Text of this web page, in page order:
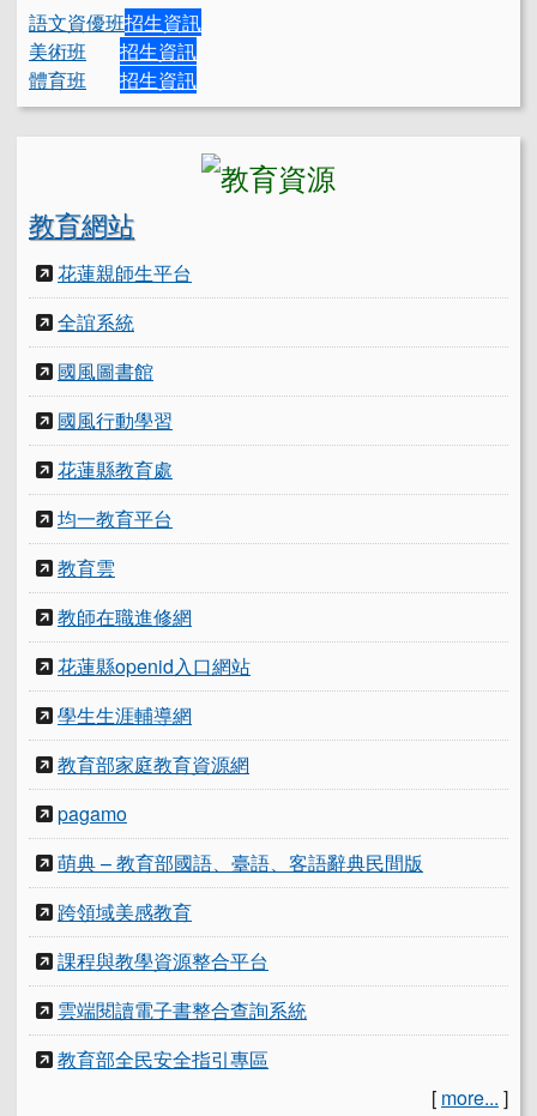
語文資優班招生資訊
美術班
招生資訊
體育班
招生資訊
教育網站
花蓮親師生平台
全誼系統
國風圖書館
國風行動學習
花蓮縣教育處
均一教育平台
教育雲
教師在職進修網
花蓮縣openid入口網站
學生生涯輔導網
教育部家庭教育資源網
pagamo
萌典 – 教育部國語、臺語、客語辭典民間版
跨領域美感教育
課程與教學資源整合平台
雲端閱讀電子書整合查詢系統
教育部全民安全指引專區
[ more... ]